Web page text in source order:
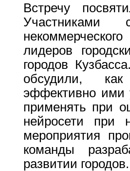
Встречу
Участниками
лидеров
городов
обсудили,
эффективно ими
применять при
нейросети при
мероприятия
команды
развитии городов.